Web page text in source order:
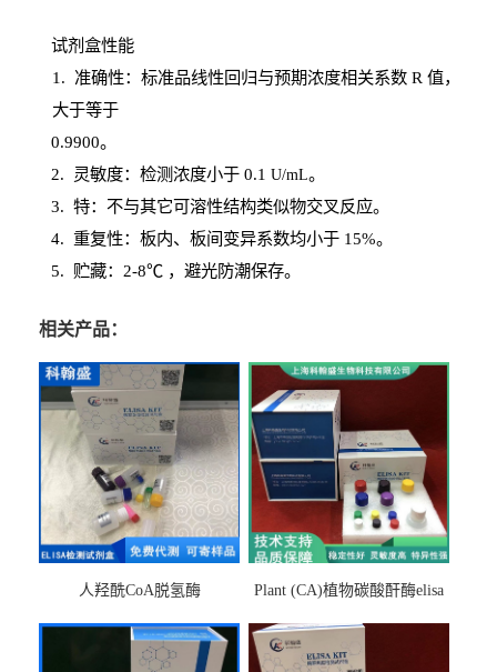
试剂盒性能
1 . 准确性：标准品线性回归与预期浓度相关系数 R 值，
大于等于
0.9900。
2. 灵敏度：检测浓度小于0.1 U/mL。
3. 特：不与其它可溶性结构类似物交叉反应。
4. 重复性：板内、板间变异系数均小于15%。
5. 贮藏：2-8℃ ，避光防潮保存。
相关产品：
人羟酰CoA脱氢酶
Plant (CA)植物碳酸酐酶elisa